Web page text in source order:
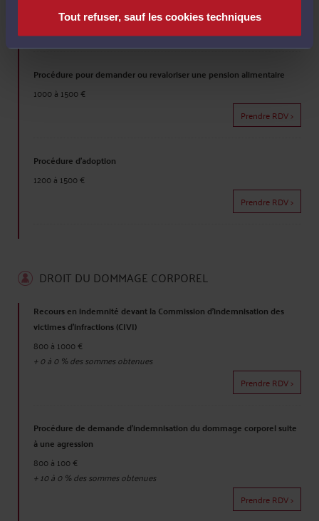
Tout refuser, sauf les cookies techniques
Procédure pour demander ou revaloriser une pension alimentaire
1000 à 1500 €
Prendre RDV >
Procédure d'adoption
1200 à 1500 €
Prendre RDV >
DROIT DU DOMMAGE CORPOREL
Recours en indemnité devant la Commission d'indemnisation des
victimes d'infractions (CIVI)
800 à 1000 €
+0 à 0% des sommes obtenues
Prendre RDV >
Procédure de demande d'indemnisation du dommage corporel suite
à une agression
800 à 100 €
+10 à 0% des sommes obtenues
Prendre RDV >